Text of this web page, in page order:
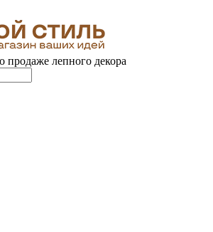
продаже лепного декора